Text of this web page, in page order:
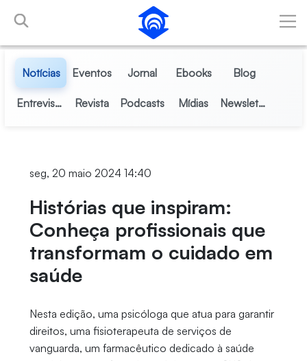
Pular para o Conteúdo principal
Notícias Eventos Jornal Ebooks Blog
Entrevistas Revista Podcasts Mídias Newsletter
seg, 20 maio 2024 14:40
Histórias que inspiram:
Conheça profissionais que
transformam o cuidado em
saúde
Nesta edição, uma psicóloga que atua para garantir
direitos, uma fisioterapeuta de serviços de
vanguarda, um farmacêutico dedicado à saúde